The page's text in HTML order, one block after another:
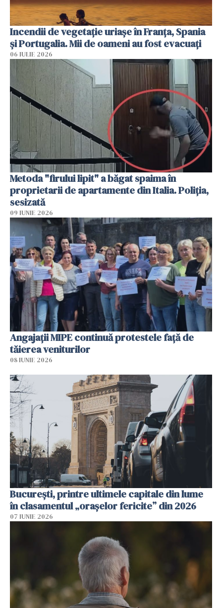
Incendii de vegetație uriașe în Franța, Spania
și Portugalia. Mii de oameni au fost evacuați
06 IULIE 2026
Metoda "firului lipit" a băgat spaima în
proprietarii de apartamente din Italia. Poliția,
sesizată
09 IUNIE 2026
Angajaţii MIPE continuă protestele faţă de
tăierea veniturilor
08 IUNIE 2026
București, printre ultimele capitale din lume
în clasamentul „orașelor fericite” din 2026
07 IUNIE 2026